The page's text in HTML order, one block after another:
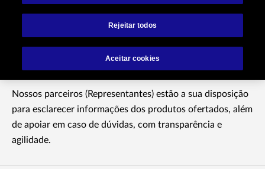
Contatos –
Representantes
Nossos parceiros (Representantes) estão a sua disposição
para esclarecer informações dos produtos ofertados, além
de apoiar em caso de dúvidas, com transparência e
agilidade.
Rejeitar todos
Aceitar cookies